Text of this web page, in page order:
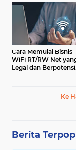
Cara Memulai Bisnis
WiFi RT/RW Net
Legal dan Berpotensi
Ke
Berita